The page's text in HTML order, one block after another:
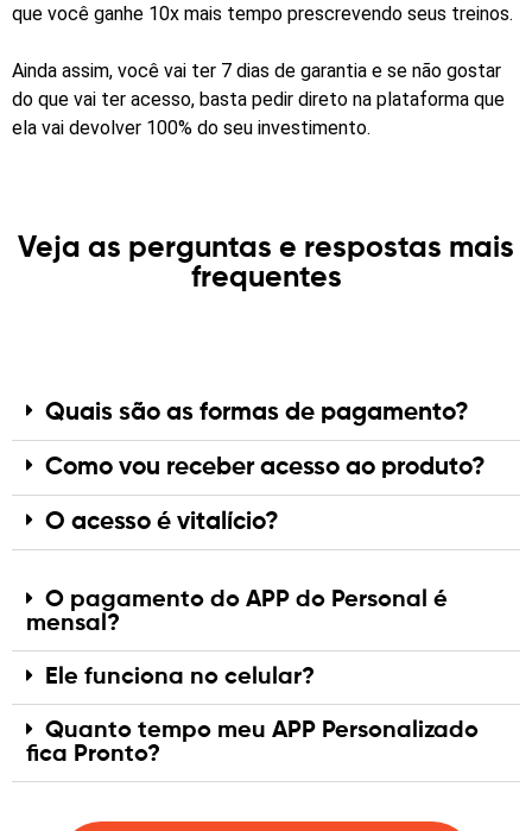
que você ganhe 10x mais tempo prescrevendo seus treinos.
Ainda assim, você vai ter 7 dias de garantia e se não gostar
do que vai ter acesso, basta pedir direto na plataforma que
ela vai devolver 100% do seu investimento.
Veja as perguntas e respostas mais
frequentes
Quais são as formas de pagamento?
Como vou receber acesso ao produto?
O acesso é vitalício?
O pagamento do APP do Personal é
mensal?
Ele funciona no celular?
Quanto tempo meu APP Personalizado
fica Pronto?